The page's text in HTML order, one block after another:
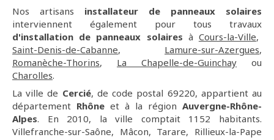
Nos artisans installateur de panneaux solaires
interviennent également pour tous travaux
d'installation de panneaux solaires à Cours-la-Ville,
Saint-Denis-de-Cabanne, Lamure-sur-Azergues,
Romanèche-Thorins, La Chapelle-de-Guinchay ou
Charolles.
La ville de Cercié, de code postal 69220, appartient au
département Rhône et à la région Auvergne-Rhône-
Alpes. En 2010, la ville comptait 1152 habitants.
Villefranche-sur-Saône, Mâcon, Tarare, Rillieux-la-Pape